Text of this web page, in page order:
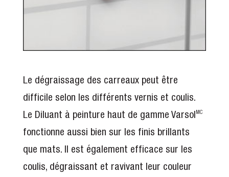
Le dégraissage des carreaux peut être
difficile selon les différents vernis et coulis.
Le Diluant à peinture haut de gamme Varsol MC
fonctionne aussi bien sur les finis brillants
que mats. Il est également efficace sur les
coulis, dégraissant et ravivant leur couleur